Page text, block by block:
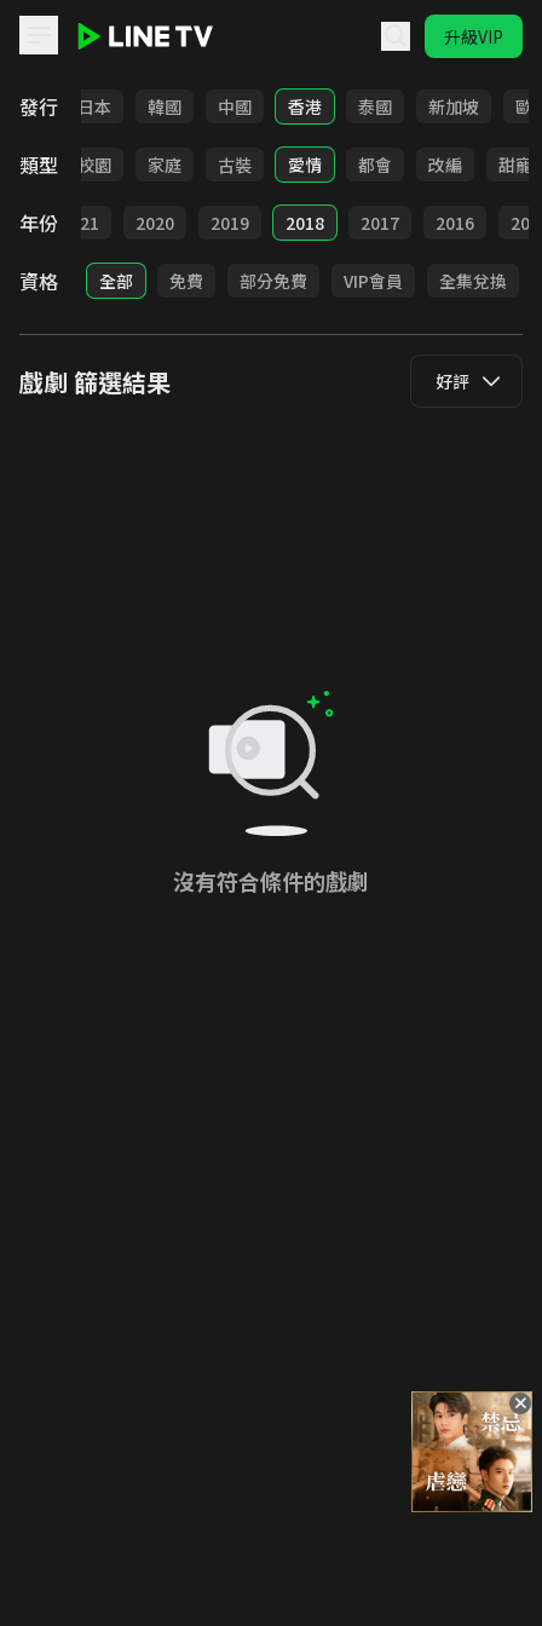
升級VIP
發行
台灣 日本 韓國 中國 香港 泰國 新加坡 歐
類型
職場 校園 家庭 古裝 愛情 都會 改編 甜寵
年份 2021 2020 2019 2018 2017 2016
資格 全部 免費 部分免費 VIP會員 全集兌換
戲劇 篩選結果 好評
沒有符合條件的戲劇